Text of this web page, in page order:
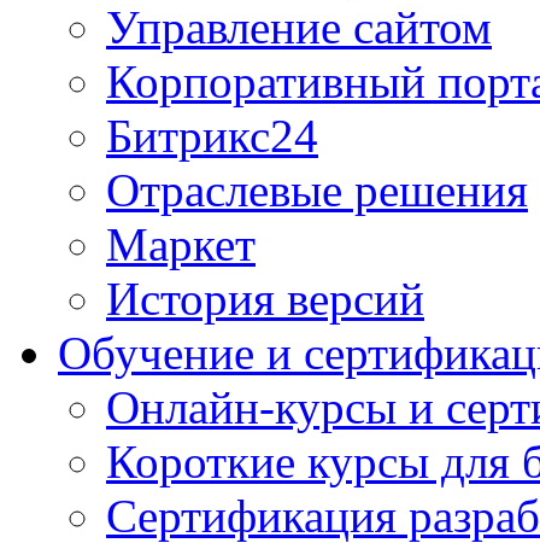
Управление сайтом
Корпоративный
Битрикс24
Отраслевые решения
Маркет
История версий
Обучение и
Онлайн-курсы и
Короткие курсы для
Сертификация